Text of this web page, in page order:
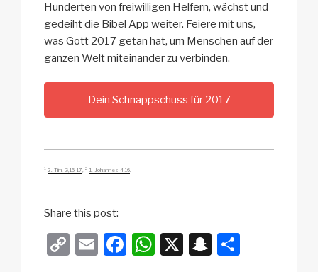
Hunderten von freiwilligen Helfern, wächst und
gedeiht die Bibel App weiter. Feiere mit uns,
was Gott 2017 getan hat, um Menschen auf der
ganzen Welt miteinander zu verbinden.
Dein Schnappschuss für 2017
1 2. Tim. 3,16-17, 2 1. Johannes 4,16.
Share this post:
C
E
F
W X
S